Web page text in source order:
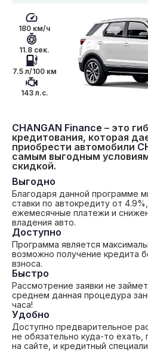
180 км/ч
11.8 сек.
7.5 л/100 км
143 л.с.
CHANGAN Finance – это
кредитования, которая
приобрести автомобили
самым выгодным
скидкой.
Выгодно
Благодаря данной программе
ставки по автокредиту от
ежемесячные платежи и
владения авто.
Доступно
Программа является
возможно получение кредита
взноса.
Быстро
Рассмотрение заявки не
среднем данная процедура
часа!
Удобно
Доступно предварительное
не обязательно куда-то ехать,
на сайте, и кредитный